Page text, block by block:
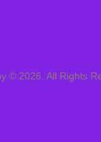
© 2026. All Rights